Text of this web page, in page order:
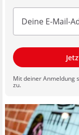
Mit deiner Anmeldung
zu.